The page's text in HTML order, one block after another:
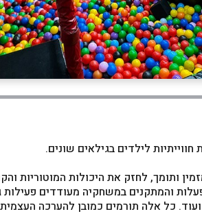
לילדים בגילאים שונים.
ותומך, לחזק את היכולות המוטוריות
והמתקנים במשחקיה מעודדים פעילות
ועוד. כל אלה תורמים כמובן להערכה